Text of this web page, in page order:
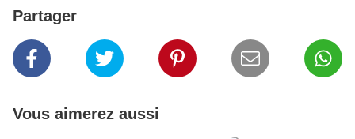
Partager
Vous aimerez aussi